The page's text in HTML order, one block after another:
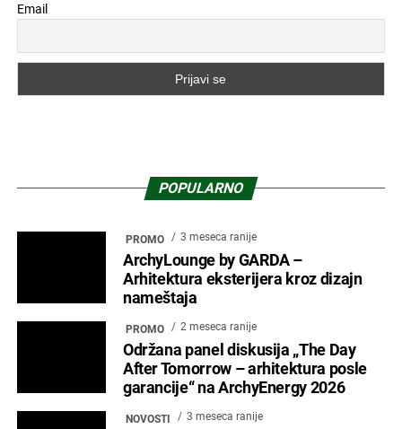
Email
POPULARNO
PROMO 3 meseca ranije
ArchyLounge by GARDA –
Arhitektura eksterijera kroz dizajn
nameštaja
PROMO 2 meseca ranije
Održana panel diskusija „The Day
After Tomorrow – arhitektura posle
garancije“ na ArchyEnergy 2026
NOVOSTI 3 meseca ranije